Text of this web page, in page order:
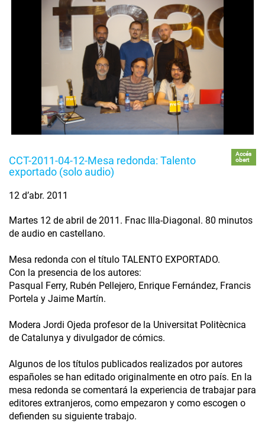
CCT-2011-04-12-Mesa redonda: Talento
exportado (solo audio)
Accés
obert
12 d’abr. 2011
Martes 12 de abril de 2011. Fnac Illa-Diagonal. 80 minutos
de audio en castellano.
Mesa redonda con el título TALENTO EXPORTADO.
Con la presencia de los autores:
Pasqual Ferry, Rubén Pellejero, Enrique Fernández, Francis
Portela y Jaime Martín.
Modera Jordi Ojeda profesor de la Universitat Politècnica
de Catalunya y divulgador de cómics.
Algunos de los títulos publicados realizados por autores
españoles se han editado originalmente en otro país. En la
mesa redonda se comentará la experiencia de trabajar para
editores extranjeros, como empezaron y como escogen o
defienden su siguiente trabajo.